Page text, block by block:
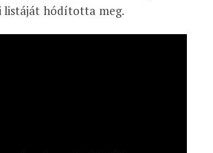
listáját hódította meg.